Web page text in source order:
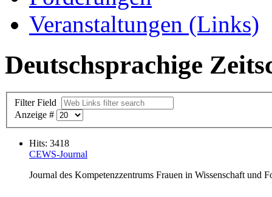
Veranstaltungen (Links)
Deutschsprachige
Filter Field
Anzeige #
Hits: 3418
CEWS-Journal
Journal des Kompetenzzentrums Frauen in Wissenschaft und